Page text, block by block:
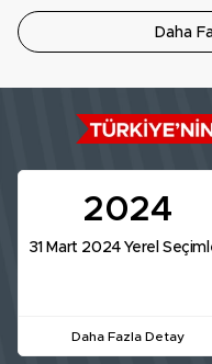
Daha
2024
31 Mart 2024 Yerel
Daha Fazla Detay